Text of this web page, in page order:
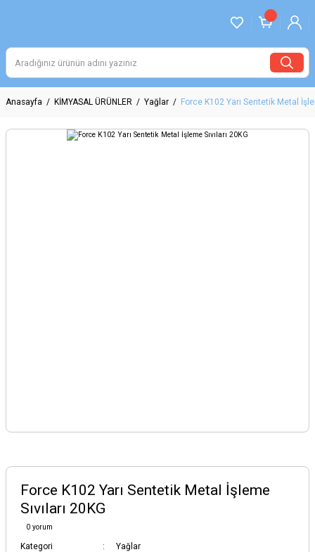
Anasayfa KİMYASAL ÜRÜNLER Yağlar Force K102 Yarı Sentetik Metal
Force K102 Yarı Sentetik Metal İşleme
Sıvıları 20KG
0 yorum
Kategori
Yağlar